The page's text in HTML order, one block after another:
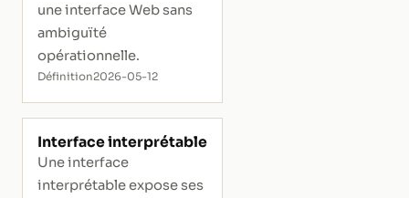
une interface Web sans
ambiguïté
opérationnelle.
Définition2026-05-12
Interface interprétable
Une interface
interprétable expose ses